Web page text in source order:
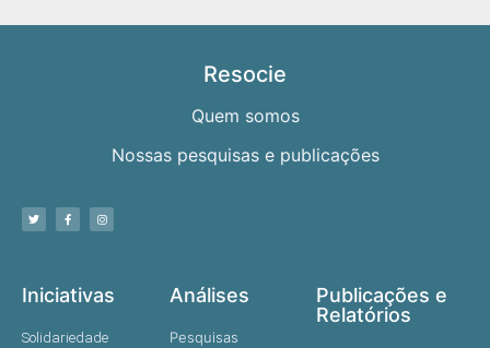
Resocie
Quem somos
Nossas pesquisas e publicações
Iniciativas
Solidariedade
Análises
Pesquisas
Publicações e
Relatórios